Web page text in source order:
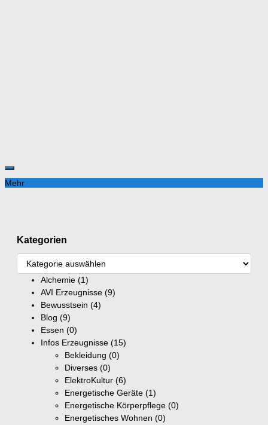
Mehr
Kategorien
Alchemie (1)
AVI Erzeugnisse (9)
Bewusstsein (4)
Blog (9)
Essen (0)
Infos Erzeugnisse (15)
Bekleidung (0)
Diverses (0)
ElektroKultur (6)
Energetische Geräte (1)
Energetische Körperpflege (0)
Energetisches Wohnen (0)